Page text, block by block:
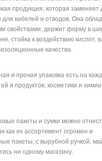
продукция, которая заменяет
для кабелей и отводов. Она
свойствами, держит форму в
стойка к воздействию кислот,
качества.
и прочая упаковка есть на
и продуктов, косметики и химии
пакеты и сумки можно
как их ассортимент огромен и
пакеты, с вырубной ручкой,
ни одному магазину.